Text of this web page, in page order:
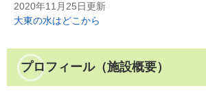
2020年11月25日更新
大東の水はどこから
プロフィール（施設概要）